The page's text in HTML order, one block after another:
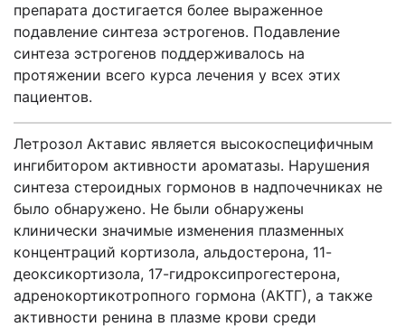
препарата достигается более выраженное
подавление синтеза эстрогенов. Подавление
синтеза эстрогенов поддерживалось на
протяжении всего курса лечения у всех этих
пациентов.
Летрозол Актавис является высокоспецифичным
ингибитором активности ароматазы. Нарушения
синтеза стероидных гормонов в надпочечниках не
было обнаружено. Не были обнаружены
клинически значимые изменения плазменных
концентраций кортизола, альдостерона, 11-
деоксикортизола, 17-гидроксипрогестерона,
адренокортикотропного гормона (АКТГ), а также
активности ренина в плазме крови среди